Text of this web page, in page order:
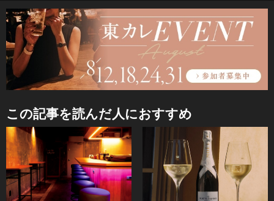
この記事を読んだ人におすすめ